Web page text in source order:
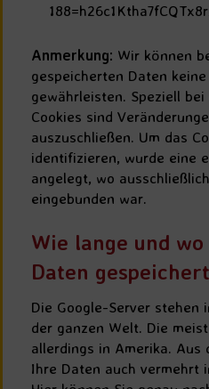
Anmerkung: Wir können
gespeicherten Daten
gewährleisten. Speziell
Cookies sind
auszuschließen. Um das
identifizieren, wurde eine
angelegt, wo
eingebunden war.
Wie lange und
Daten
Die Google-Server stehen
der ganzen Welt. Die
allerdings in Amerika. Aus
Ihre Daten auch vermehrt